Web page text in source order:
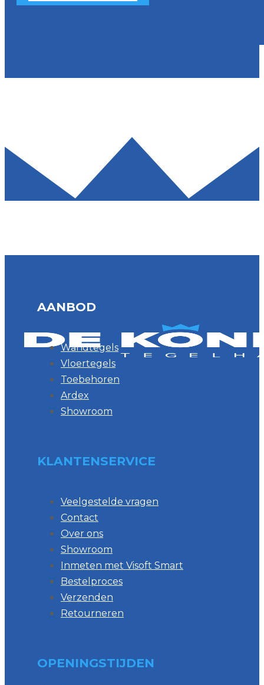
AANBOD
Wandtegels
Vloertegels
Toebehoren
Ardex
Showroom
KLANTENSERVICE
Veelgestelde vragen
Contact
Over ons
Showroom
Inmeten met Visoft Smart
Bestelproces
Verzenden
Retourneren
OPENINGSTIJDEN